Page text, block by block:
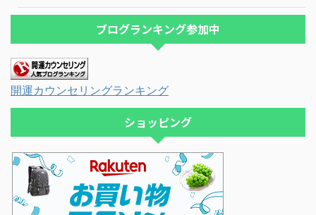
ブログランキング参加中
開運カウンセリングランキング
ショッピング